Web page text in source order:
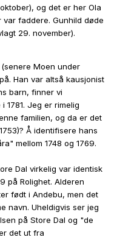
og det er her Ola
faddere. Gunhild døde
29. november).
Moen under
Han var altså kausjonist
barn, finner vi
1781. Jeg er rimelig
familien, og da er det
Å identifisere hans
mellom 1748 og 1769.
Dal virkelig var identisk
på Rolighet. Alderen
født i Andebu, men det
navn. Uheldigvis ser jeg
på Store Dal og "de
det ut fra